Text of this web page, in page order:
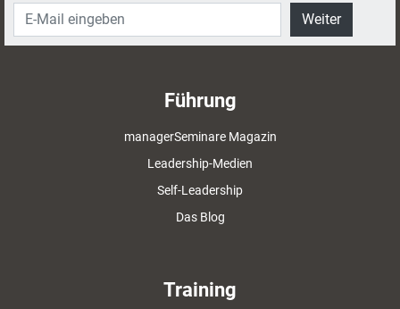
Weiter
Führung
managerSeminare Magazin
Leadership-Medien
Self-Leadership
Das Blog
Training